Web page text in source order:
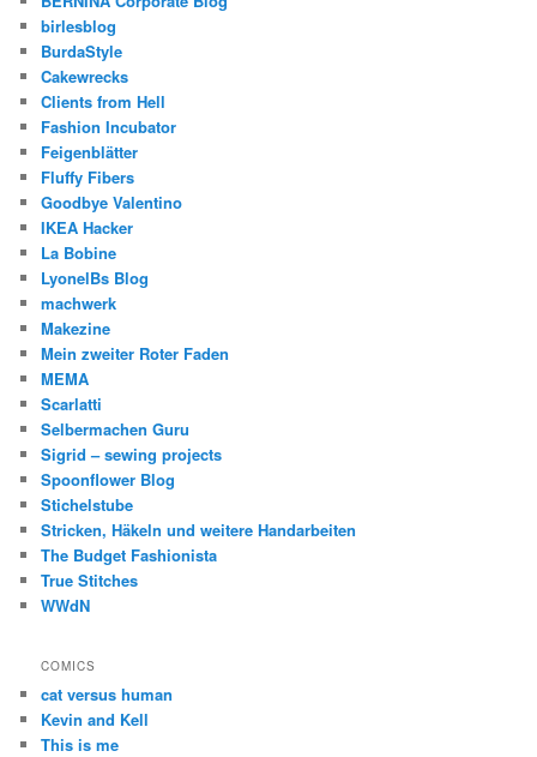
birlesblog
BurdaStyle
Cakewrecks
Clients from Hell
Fashion Incubator
Feigenblätter
Fluffy Fibers
Goodbye Valentino
IKEA Hacker
La Bobine
LyonelBs Blog
machwerk
Makezine
Mein zweiter Roter Faden
MEMA
Scarlatti
Selbermachen Guru
Sigrid – sewing projects
Spoonflower Blog
Stichelstube
Stricken, Häkeln und weitere Handarbeiten
The Budget Fashionista
True Stitches
WWdN
COMICS
cat versus human
Kevin and Kell
This is me